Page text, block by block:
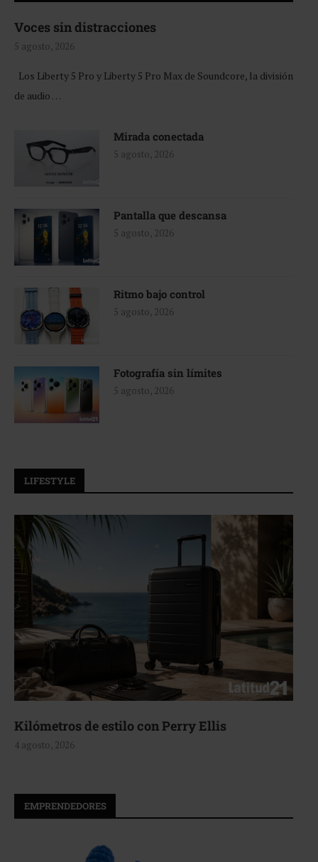
Voces sin distracciones
5 agosto, 2026
Los Liberty 5 Pro y Liberty 5 Pro Max de Soundcore, la división
de audio …
Mirada conectada
5 agosto, 2026
Pantalla que descansa
5 agosto, 2026
Ritmo bajo control
5 agosto, 2026
Fotografía sin límites
5 agosto, 2026
LIFESTYLE
Kilómetros de estilo con Perry Ellis
4 agosto, 2026
EMPRENDEDORES